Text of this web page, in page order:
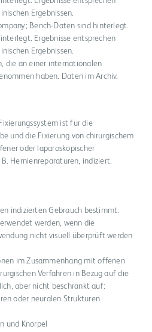
Ergebnissen.
Bench-Daten sind hinterlegt.
Ergebnisse entsprechen
Ergebnissen.
die an einer internationalen
haben. Daten im Archiv.
ist für die
und die Fixierung von chirurgischem
oder laparoskopischer
Hernienreparaturen, indiziert.
indizierten Gebrauch bestimmt.
werden, wenn die
nicht visuell überprüft werden
im Zusammenhang mit offenen
Verfahren in Bezug auf die
aber nicht beschränkt auf:
oder neuralen Strukturen
und Knorpel